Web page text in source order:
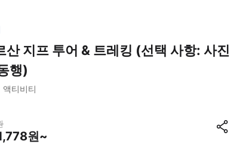
산 지프 투어 & 트레킹 (선택 사항: 사진
행)
액티비티
원~